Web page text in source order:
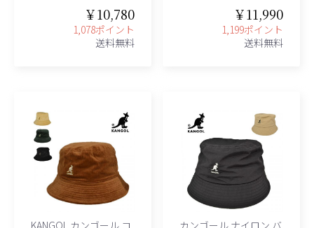
￥10,780
1,078ポイント
送料無料
￥11,990
1,199ポイント
送料無料
KANGOL カンゴール コ カンゴール ナイロン バ